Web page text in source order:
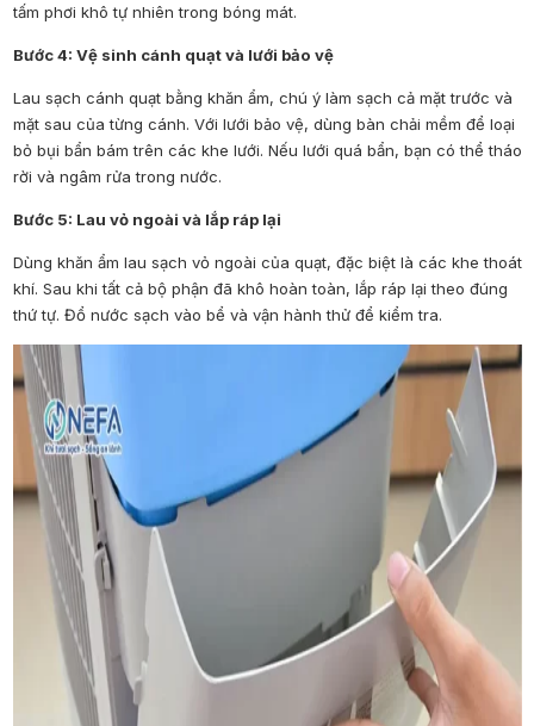
tấm phơi khô tự nhiên trong bóng mát.
Bước 4: Vệ sinh cánh quạt và lưới bảo vệ
Lau sạch cánh quạt bằng khăn ẩm, chú ý làm sạch cả mặt trước và
mặt sau của từng cánh. Với lưới bảo vệ, dùng bàn chải mềm để loại
bỏ bụi bẩn bám trên các khe lưới. Nếu lưới quá bẩn, bạn có thể tháo
rời và ngâm rửa trong nước.
Bước 5: Lau vỏ ngoài và lắp ráp lại
Dùng khăn ẩm lau sạch vỏ ngoài của quạt, đặc biệt là các khe thoát
khí. Sau khi tất cả bộ phận đã khô hoàn toàn, lắp ráp lại theo đúng
thứ tự. Đổ nước sạch vào bể và vận hành thử để kiểm tra.